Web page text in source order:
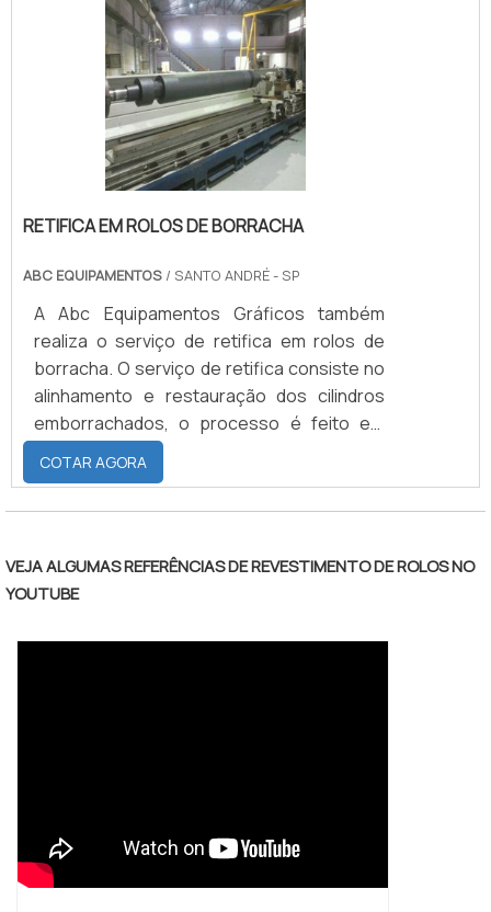
fabricante é o responsável por dispor no
mercado tanques que possam atender as
expectativas do cliente de forma qualitativa
RETIFICA EM ROLOS DE BORRACHA
ABC EQUIPAMENTOS / SANTO ANDRÉ - SP
A Abc Equipamentos Gráficos também
realiza o serviço de retifica em rolos de
borracha. O serviço de retifica consiste no
alinhamento e restauração dos cilindros
emborrachados, o processo é feito em
torno mecânico através de uma ferramenta
chamada rebolo, que gira em grande
velocidade ao redor dos rolos que remove
cilindro fique alinhado e atinja as medidas
determinadas para garantir bom
PRODUTOAntes de realizar o serv.
COTAR AGORA
VEJA ALGUMAS REFERÊNCIAS DE REVESTIMENTO DE ROLOS NO
YOUTUBE